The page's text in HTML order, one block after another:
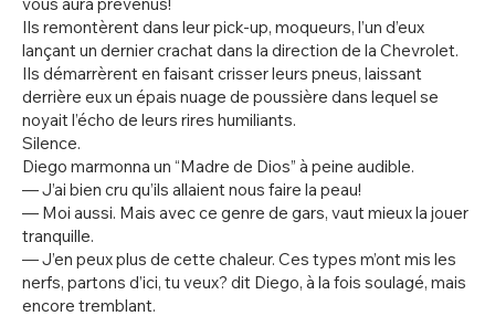
Ils remontèrent dans leur pick-up, moqueurs, l’un d’eux
lançant un dernier crachat dans la direction de la Chevrolet.
Ils démarrèrent en faisant crisser leurs pneus, laissant
derrière eux un épais nuage de poussière dans lequel se
noyait l’écho de leurs rires humiliants.
Silence.
Diego marmonna un “Madre de Dios” à peine audible.
— J’ai bien cru qu’ils allaient nous faire la peau!
— Moi aussi. Mais avec ce genre de gars, vaut mieux la jouer
tranquille.
— J’en peux plus de cette chaleur. Ces types m’ont mis les
nerfs, partons d’ici, tu veux? dit Diego, à la fois soulagé, mais
encore tremblant.